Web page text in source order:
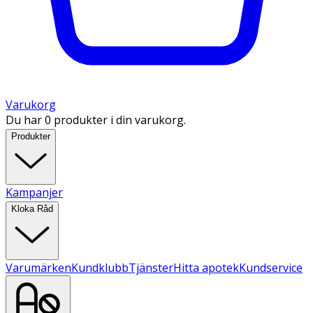
Varukorg
Du har 0 produkter i din varukorg.
Produkter
Kampanjer
Kloka Råd
VarumärkenKundklubbTjänsterHitta apotekKundservice